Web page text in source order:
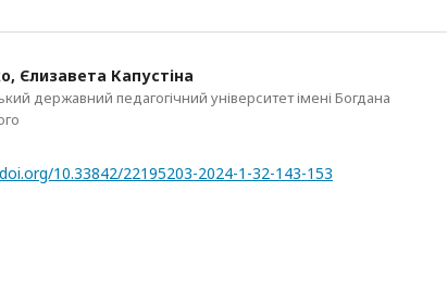
Єлизавета Капустіна
державний педагогічний університет імені Богдана
10.33842/22195203-2024-1-32-143-153